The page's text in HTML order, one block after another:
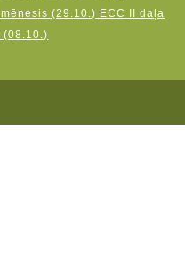
(29.10.) ECC II daļa
(08.10.)